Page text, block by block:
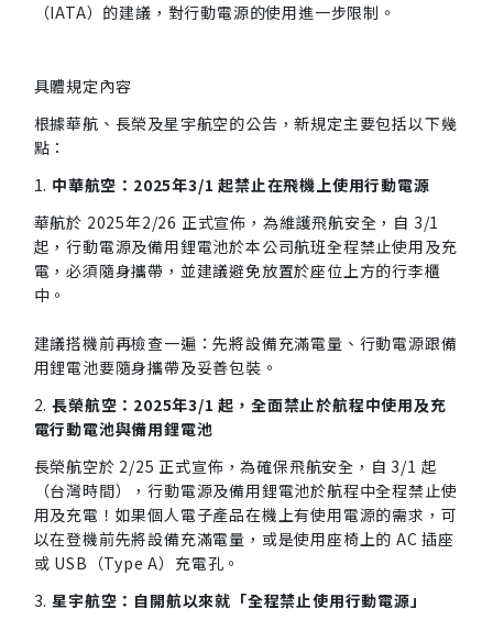
（IATA）的建議，對行動電源的使用進一步限制。
具體規定內容
根據華航、長榮及星宇航空的公告，新規定主要包括以下幾
點：
1. 中華航空：2025年3/1 起禁止在飛機上使用行動電源
華航於 2025年2/26 正式宣佈，為維護飛航安全，自 3/1
起，行動電源及備用鋰電池於本公司航班全程禁止使用及充
電，必須隨身攜帶，並建議避免放置於座位上方的行李櫃
中。
建議搭機前再檢查一遍：先將設備充滿電量、行動電源跟備
用鋰電池要隨身攜帶及妥善包裝。
2. 長榮航空：2025年3/1 起，全面禁止於航程中使用及充
電行動電池與備用鋰電池
長榮航空於 2/25 正式宣佈，為確保飛航安全，自 3/1 起
（台灣時間），行動電源及備用鋰電池於航程中全程禁止使
用及充電！如果個人電子產品在機上有使用電源的需求，可
以在登機前先將設備充滿電量，或是使用座椅上的 AC 插座
或 USB（Type A）充電孔。
3. 星宇航空：自開航以來就「全程禁止使用行動電源」